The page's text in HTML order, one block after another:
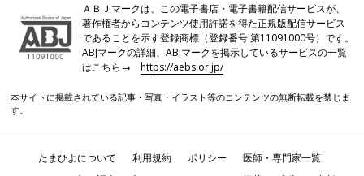
ＡＢＪマークは、この電子書店・電子書籍配信サービスが、
著作権者からコンテンツ使用許諾を得た正規版配信サービス
であることを示す登録商標（登録番号 第11091000号）です。
ABJマークの詳細、ABJマークを掲示しているサービスの一覧
はこちら→https://aebs.or.jp/
本サイトに掲載されている記事・写真・イラスト等のコンテンツの無断転載を禁じま
す。
たまひよについて 利用規約 ポリシー
医師・専門家一覧